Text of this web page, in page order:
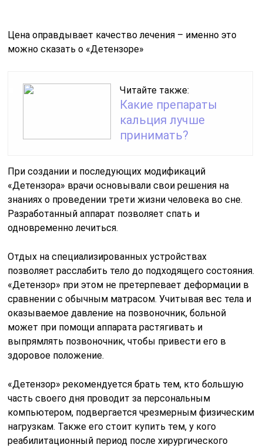
Цена оправдывает качество лечения – именно это
можно сказать о «Детензоре»
Читайте также:
Какие препараты
кальция лучше
принимать?
При создании и последующих модификаций
«Детензора» врачи основывали свои решения на
знаниях о проведении трети жизни человека во сне.
Разработанный аппарат позволяет спать и
одновременно лечиться.
Отдых на специализированных устройствах
позволяет расслабить тело до подходящего состояния.
«Детензор» при этом не претерпевает деформации в
сравнении с обычным матрасом. Учитывая вес тела и
оказываемое давление на позвоночник, больной
может при помощи аппарата растягивать и
выпрямлять позвоночник, чтобы привести его в
здоровое положение.
«Детензор» рекомендуется брать тем, кто большую
часть своего дня проводит за персональным
компьютером, подвергается чрезмерным физическим
нагрузкам. Также его стоит купить тем, у кого
реабилитационный период после хирургического